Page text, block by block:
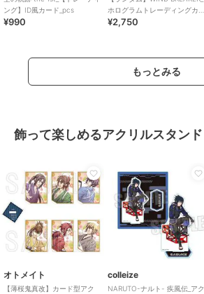
ング】ID風カード_pcs
¥990
ホログラムトレーディングカ
ード_BOX
¥2,750
もっとみる
飾って楽しめるアクリルスタンド
オトメイト
【薄桜鬼真改】カード型アク
colleize
NARUTO-ナルト- 疾風伝_アク